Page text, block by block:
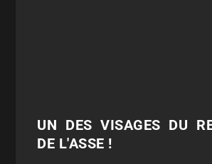
UN DES VISAGES DU
DE L'ASSE !